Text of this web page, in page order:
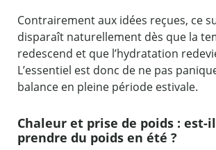
Contrairement aux idées reçues, ce
disparaît naturellement dès que la
redescend et que l’hydratation
L’essentiel est donc de ne pas
balance en pleine période estivale.
Chaleur et prise de poids : est-
prendre du poids en été ?